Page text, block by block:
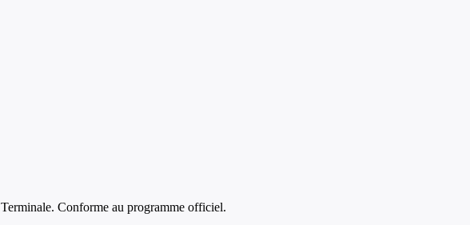
Terminale. Conforme au programme officiel.